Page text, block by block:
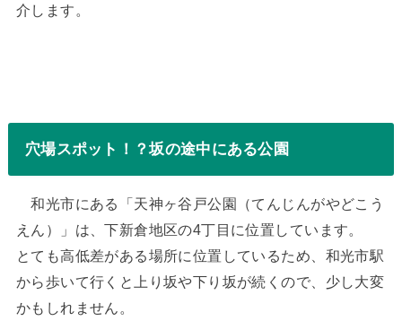
介します。
穴場スポット！？坂の途中にある公園
和光市にある「天神ヶ谷戸公園（てんじんがやどこう
えん）」は、下新倉地区の4丁目に位置しています。
とても高低差がある場所に位置しているため、和光市駅
から歩いて行くと上り坂や下り坂が続くので、少し大変
かもしれません。